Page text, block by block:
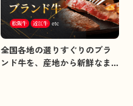
全国各地の選りすぐりのブラ
ンド牛を、産地から新鮮なま